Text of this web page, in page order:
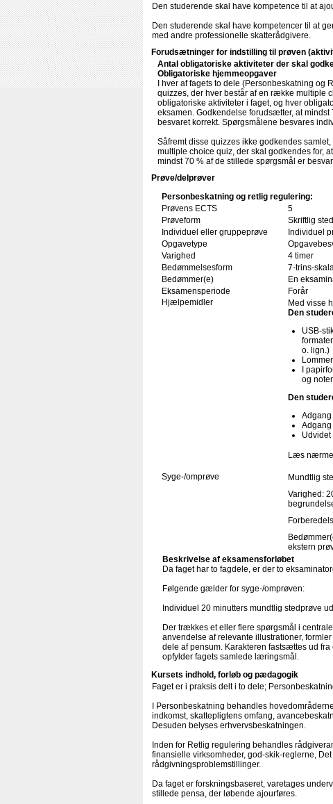
Den studerende skal have kompetence til at
Den studerende skal have kompetencer til at
med andre professionelle skatterådgivere.
Forudsætninger for indstilling til prøven
Antal obligatoriske aktiviteter der skal
Obligatoriske hjemmeopgaver
I hver af fagets to dele (Personbeskatning
quizzes, der hver består af en række multiple
obligatoriske aktiviteter i faget, og hver
eksamen. Godkendelse forudsætter, at
besvaret korrekt. Spørgsmålene besvares
Såfremt disse quizzes ikke godkendes
multiple choice quiz, der skal godkendes for,
mindst 70 % af de stillede spørgsmål er
Prøve/delprøver
Personbeskatning og retlig regulering:
Prøvens ECTS
5
Prøveform
Skriftlig
Individuel eller gruppeprøve
Individuel
Opgavetype
Varighed
4 timer
Bedømmelsesform
7-trins-
Bedømmer(e)
En
Eksamensperiode
Forår
Hjælpemidler
Med visse
Den
USB-
o. lign.)
I
og noter
Den
Udvidet
Læs
Syge-/omprøve
Mundtlig
Varighed:
ekstern
Beskrivelse af eksamensforløbet
Da faget har to fagdele, er der to
Følgende gælder for syge-/omprøven:
Individuel 20 minutters mundtlig stedprøve
Der trækkes et eller flere spørgsmål i
anvendelse af relevante illustrationer,
dele af pensum. Karakteren fastsættes ud
opfylder fagets samlede læringsmål.
Kursets indhold, forløb og pædagogik
Faget er i praksis delt i to dele;
I Personbeskatning behandles
indkomst, skattepligtens omfang,
Desuden belyses erhvervsbeskatningen.
Inden for Retlig regulering behandles
finansielle virksomheder, god-skik-reglerne,
rådgivningsproblemstillinger.
Da faget er forskningsbaseret, varetages
stillede pensa, der løbende ajourføres.